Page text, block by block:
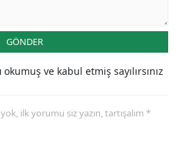
GÖNDER
okumuş ve kabul etmiş sayılırsınız
ilk yorumu siz yazın, tartışalım *